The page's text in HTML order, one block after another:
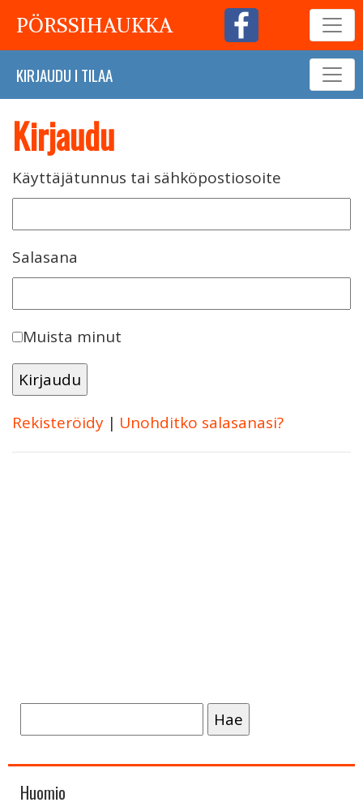
PÖRSSIHAUKKA
KIRJAUDU I TILAA
Kirjaudu
Käyttäjätunnus tai sähköpostiosoite
Salasana
Muista minut
Rekisteröidy | Unohditko salasanasi?
Huomio